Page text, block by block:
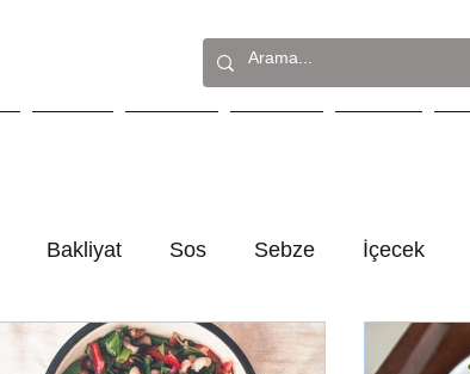
Bakliyat Sos Sebze İçecek
Makarna Deniz Ürünleri